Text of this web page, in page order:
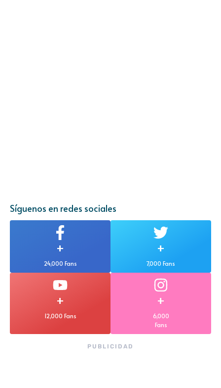
Síguenos en redes sociales
+
24,000 Fans
+
7,000 Fans
+
12,000 Fans
+
6,000
Fans
PUBLICIDAD